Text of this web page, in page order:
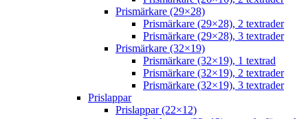
Prismärkare (29×28)
Prismärkare (29×28), 2 textrader
Prismärkare (29×28), 3 textrader
Prismärkare (32×19)
Prismärkare (32×19), 1 textrad
Prismärkare (32×19), 2 textrader
Prismärkare (32×19), 3 textrader
Prislappar
Prislappar (22×12)